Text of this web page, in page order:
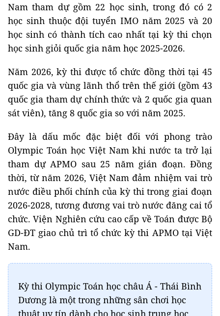
Nam tham dự gồm 22 học sinh, trong đó có 2
học sinh thuộc đội tuyển IMO năm 2025 và 20
học sinh có thành tích cao nhất tại kỳ thi chọn
học sinh giỏi quốc gia năm học 2025-2026.
Năm 2026, kỳ thi được tổ chức đồng thời tại 45
quốc gia và vùng lãnh thổ trên thế giới (gồm 43
quốc gia tham dự chính thức và 2 quốc gia quan
sát viên), tăng 8 quốc gia so với năm 2025.
Đây là dấu mốc đặc biệt đối với phong trào
Olympic Toán học Việt Nam khi nước ta trở lại
tham dự APMO sau 25 năm gián đoạn. Đồng
thời, từ năm 2026, Việt Nam đảm nhiệm vai trò
nước điều phối chính của kỳ thi trong giai đoạn
2026-2028, tương đương vai trò nước đăng cai tổ
chức. Viện Nghiên cứu cao cấp về Toán được Bộ
GD-ĐT giao chủ trì tổ chức kỳ thi APMO tại Việt
Nam.
Kỳ thi Olympic Toán học châu Á - Thái Bình
Dương là một trong những sân chơi học
thuật uy tín dành cho học sinh trung học